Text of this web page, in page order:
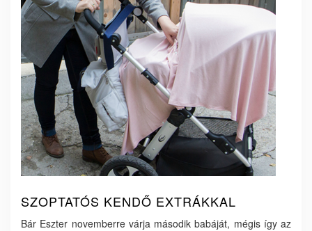
SZOPTATÓS KENDŐ EXTRÁKKAL
Bár Eszter novemberre várja második babáját, mégis így az